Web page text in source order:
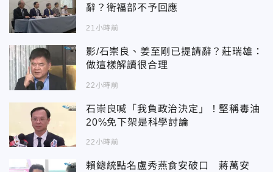
辭？衛福部不予回應
21小時前
影/石崇良、姜至剛已提請辭？莊瑞雄：
做這樣解讀很合理
22小時前
石崇良喊「我負政治決定」！堅稱毒油
20%免下架是科學討論
22小時前
賴總統點名盧秀燕食安破口 蔣萬安